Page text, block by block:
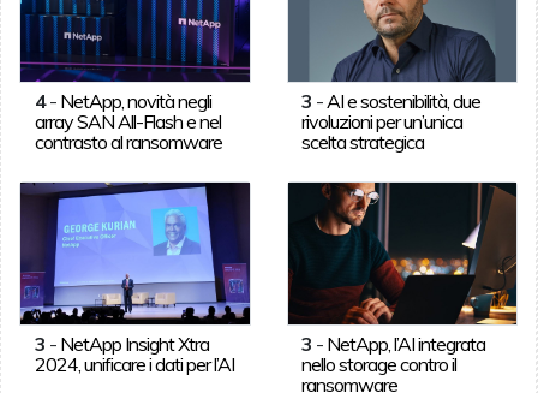
4- NetApp, novità negli
array SAN All-Flash e nel
contrasto al ransomware
3 - AI e sostenibilità, due
rivoluzioni per un’unica
scelta strategica
3 - NetApp Insight Xtra
2024, unificare i dati per l’AI
3 - NetApp, l’AI integrata
nello storage contro il
ransomware